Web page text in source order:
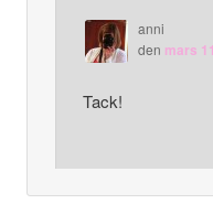
anni
den mars
Tack!